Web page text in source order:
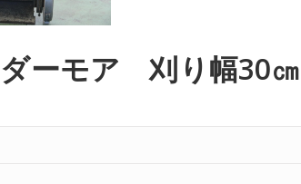
ーモア 刈り幅30㎝